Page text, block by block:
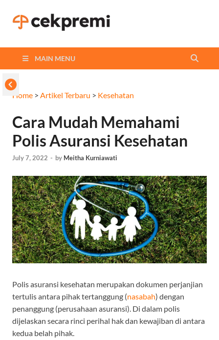
MAIN MENU
Home > Artikel Terbaru > Kesehatan
Cara Mudah Memahami
Polis Asuransi Kesehatan
July 7, 2022 - by Meitha Kurniawati
Polis asuransi kesehatan merupakan dokumen perjanjian
tertulis antara pihak tertanggung (nasabah) dengan
penanggung (perusahaan asuransi). Di dalam polis
dijelaskan secara rinci perihal hak dan kewajiban di antara
kedua belah pihak.